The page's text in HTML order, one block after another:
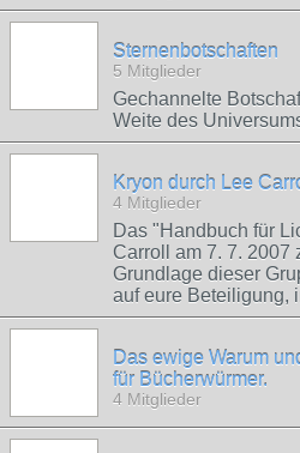
Sternenbotschaften
5 Mitglieder
Gechannelte
Weite des
Kryon durch Lee
4 Mitglieder
Das "Handbuch für
Carroll am 7. 7. 2007
Grundlage dieser
auf eure Beteiligung,
Das ewige Warum
für Bücherwürmer.
4 Mitglieder